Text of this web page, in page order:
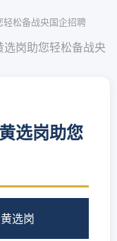
松备战央国企招聘
岗助您轻松备战央
选岗助您
选岗